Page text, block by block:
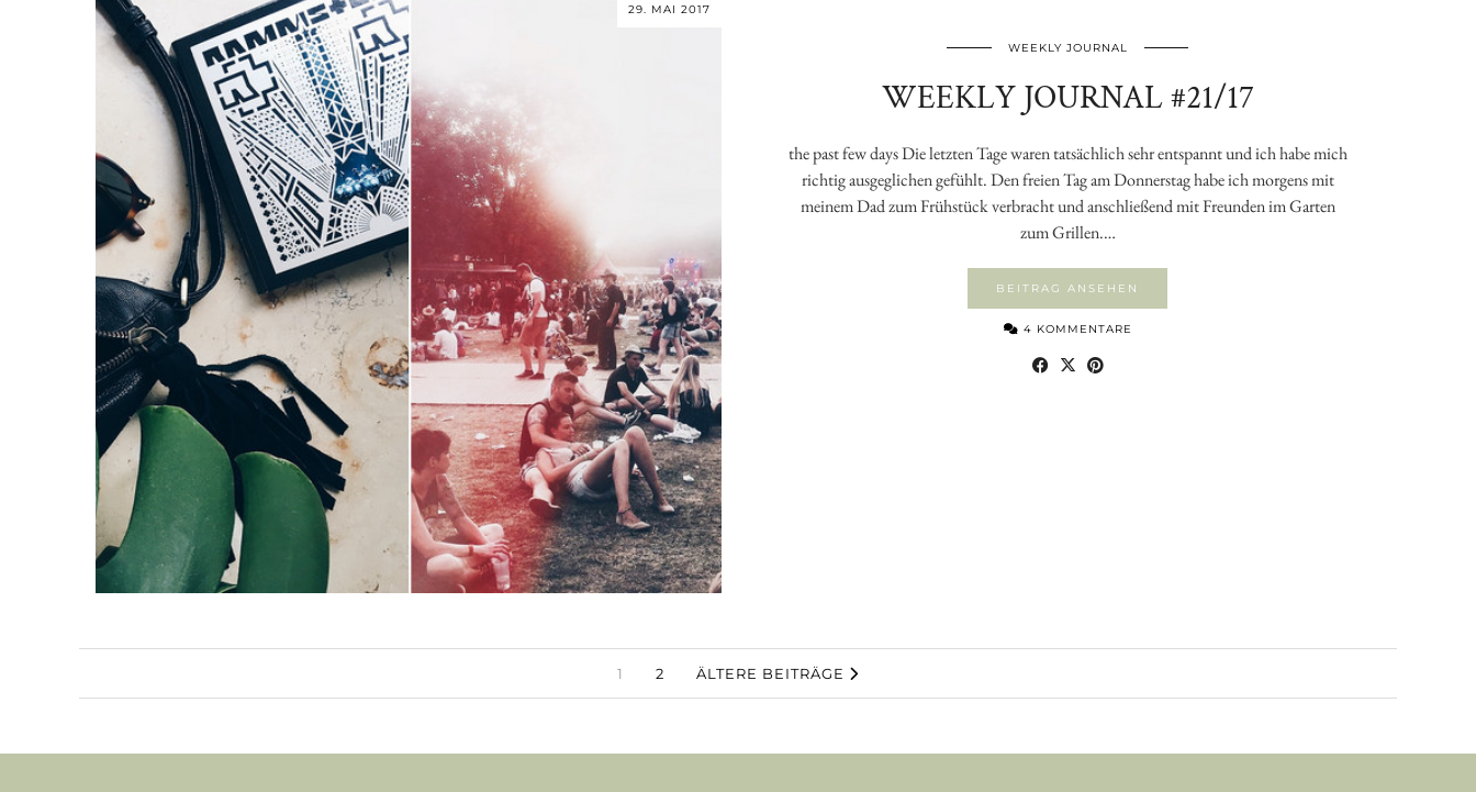
29. MAI 2017
WEEKLY JOURNAL
WEEKLY JOURNAL #21/17
the past few days Die letzten Tage waren tatsächlich sehr entspannt und ich habe mich
richtig ausgeglichen gefühlt. Den freien Tag am Donnerstag habe ich morgens mit
meinem Dad zum Frühstück verbracht und anschließend mit Freunden im Garten
zum Grillen.…
BEITRAG ANSEHEN
4 KOMMENTARE
1 2 ÄLTERE BEITRÄGE